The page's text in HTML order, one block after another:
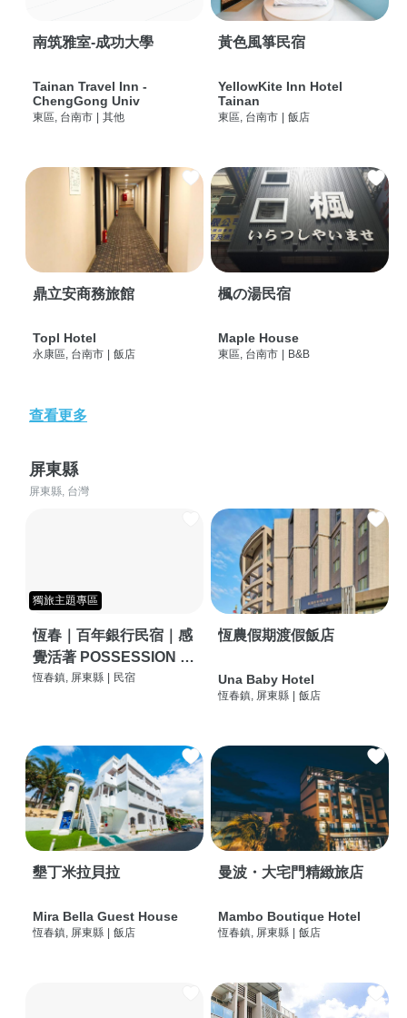
南筑雅室-成功大學
Tainan Travel Inn -
ChengGong Univ
東區, 台南市 | 其他
黃色風箏民宿
YellowKite Inn Hotel
Tainan
東區, 台南市 | 飯店
鼎立安商務旅館
Topl Hotel
永康區, 台南市 | 飯店
楓の湯民宿
Maple House
東區, 台南市 | B&B
查看更多
屏東縣
屏東縣, 台灣
獨旅主題專區
恆春｜百年銀行民宿｜感
覺活著 POSSESSION |
背包客棧 | 恆春必住特色
恆春鎮, 屏東縣 民宿
恆農假期渡假飯店
Una Baby Hotel
恆春鎮, 屏東縣 飯店
墾丁米拉貝拉
Mira Bella Guest House
恆春鎮, 屏東縣 飯店
曼波・大宅門精緻旅店
Mambo Boutique Hotel
恆春鎮, 屏東縣 飯店